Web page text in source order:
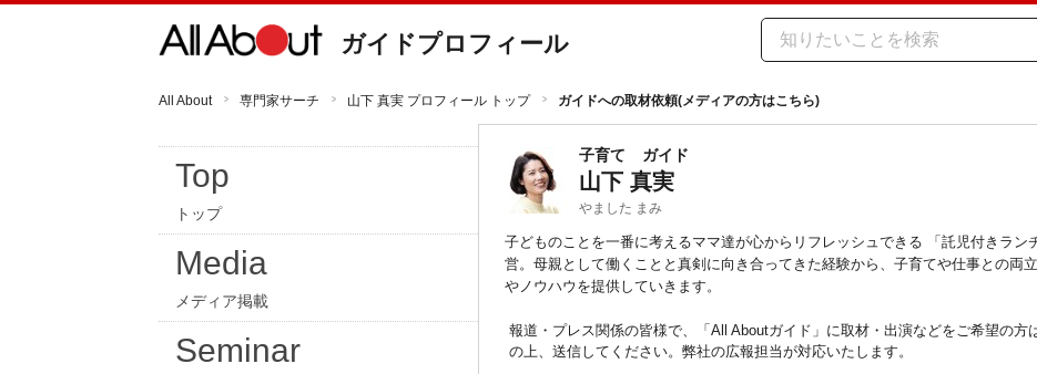
ガイドプロフィール
All About 専門家サーチ 山下 真実 プロフィール トップ ガイドへの取材依頼(メディアの方はこちら)
Top
トップ
Media
メディア掲載
Seminar
子育て ガイド
山下 真実
やました まみ
子どものことを一番に考えるママ達が心からリフレッシュできる 「託児付きラン
営。母親として働くことと真剣に向き合ってきた経験から、子育てや仕事との両
やノウハウを提供していきます。
報道・プレス関係の皆様で、「All Aboutガイド」に取材・出演などをご希望の方
の上、送信してください。弊社の広報担当が対応いたします。